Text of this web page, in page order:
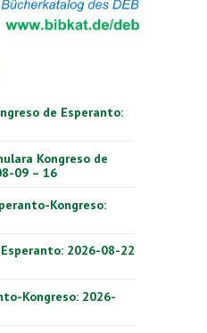
de Esperanto:
Kongreso de
09 – 16
Kongreso:
2026-08-22
Kongreso: 2026-